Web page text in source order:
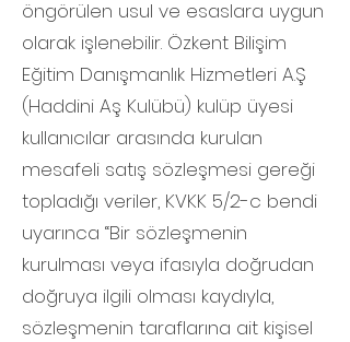
öngörülen usul ve esaslara uygun
olarak işlenebilir. Özkent Bilişim
Eğitim Danışmanlık Hizmetleri A.Ş
(Haddini Aş Kulübü) kulüp üyesi
kullanıcılar arasında kurulan
mesafeli satış sözleşmesi gereği
topladığı veriler, KVKK 5/2-c bendi
uyarınca “Bir sözleşmenin
kurulması veya ifasıyla doğrudan
doğruya ilgili olması kaydıyla,
sözleşmenin taraflarına ait kişisel